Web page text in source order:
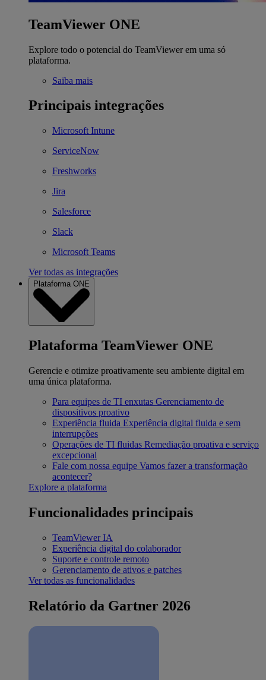
TeamViewer ONE
Explore todo o potencial do TeamViewer em uma só
plataforma.
Saiba mais
Principais integrações
Microsoft Intune
ServiceNow
Freshworks
Jira
Salesforce
Slack
Microsoft Teams
Ver todas as integrações
Plataforma ONE
Plataforma TeamViewer ONE
Gerencie e otimize proativamente seu ambiente digital em
uma única plataforma.
Para equipes de TI enxutas Gerenciamento de
dispositivos proativo
Experiência fluida Experiência digital fluida e sem
interrupções
Operações de TI fluidas Remediação proativa e serviço
excepcional
Fale com nossa equipe Vamos fazer a transformação
acontecer?
Explore a plataforma
Funcionalidades principais
TeamViewer IA
Experiência digital do colaborador
Suporte e controle remoto
Gerenciamento de ativos e patches
Ver todas as funcionalidades
Relatório da Gartner 2026